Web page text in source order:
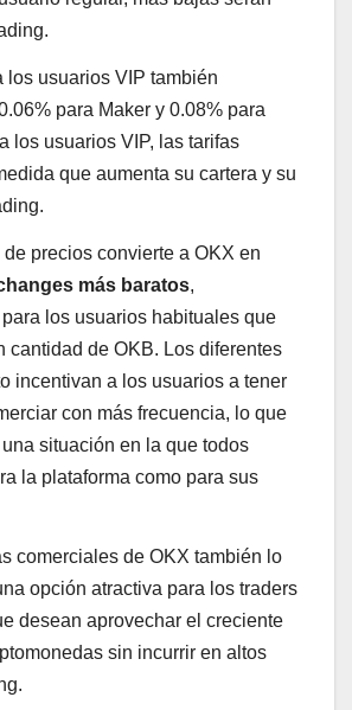
los usuarios VIP también
para Maker y 0.08% para
los usuarios VIP, las tarifas
que aumenta su cartera y su
de precios convierte a OKX en
más baratos,
los usuarios habituales que
cantidad de OKB. Los diferentes
incentivan a los usuarios a tener
con más frecuencia, lo que
situación en la que todos
la plataforma como para sus
comerciales de OKX también lo
opción atractiva para los traders
desean aprovechar el creciente
sin incurrir en altos